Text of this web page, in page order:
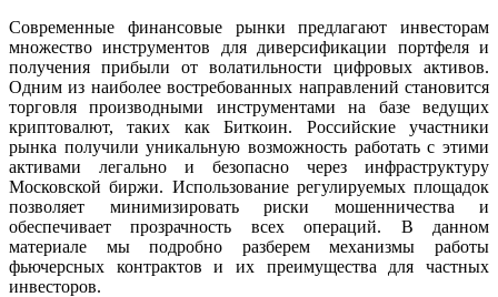
Современные финансовые рынки предлагают инвесторам
множество инструментов для диверсификации портфеля и
получения прибыли от волатильности цифровых активов.
Одним из наиболее востребованных направлений становится
торговля производными инструментами на базе ведущих
криптовалют, таких как Биткоин. Российские участники
рынка получили уникальную возможность работать с этими
активами легально и безопасно через инфраструктуру
Московской биржи. Использование регулируемых площадок
позволяет минимизировать риски мошенничества и
обеспечивает прозрачность всех операций. В данном
материале мы подробно разберем механизмы работы
фьючерсных контрактов и их преимущества для частных
инвесторов.